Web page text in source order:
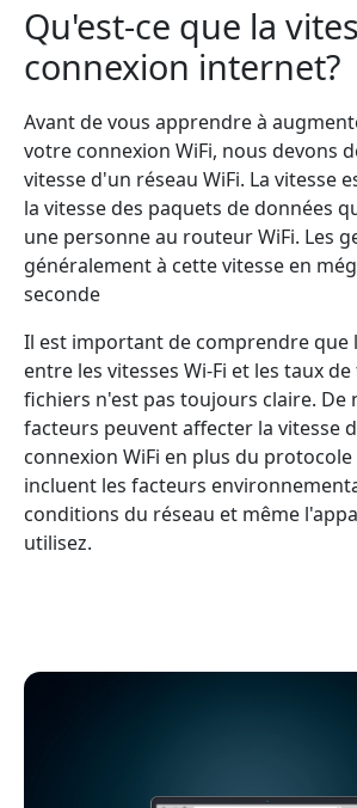
Qu'est-ce que la
connexion internet?
Avant de vous apprendre à
votre connexion WiFi, nous devons
vitesse d'un réseau WiFi. La vitesse
la vitesse des paquets de données
une personne au routeur WiFi. Les
généralement à cette vitesse en
seconde
Il est important de comprendre que
entre les vitesses Wi-Fi et les taux
fichiers n'est pas toujours claire. De
facteurs peuvent affecter la vitesse
connexion WiFi en plus du protocole
incluent les facteurs
conditions du réseau et même
utilisez.